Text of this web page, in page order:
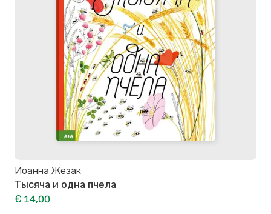
Иоанна Жезак
Тысяча и одна пчела
€ 14,00